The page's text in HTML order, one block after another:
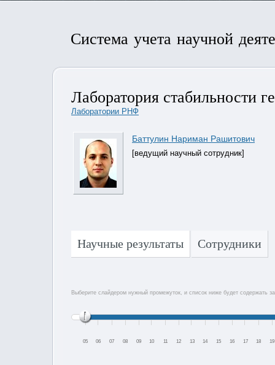
Система учета научной
Лаборатория стабильности
Лаборатории РНФ
Баттулин Нариман Рашитович
[ведущий научный сотрудник]
Научные результаты Сотрудники
Выберите слайдером нужный промежуток, и список ниже будет содержать
05 06 07 08 09 10 11 12 13 14 15 16 17 18 19